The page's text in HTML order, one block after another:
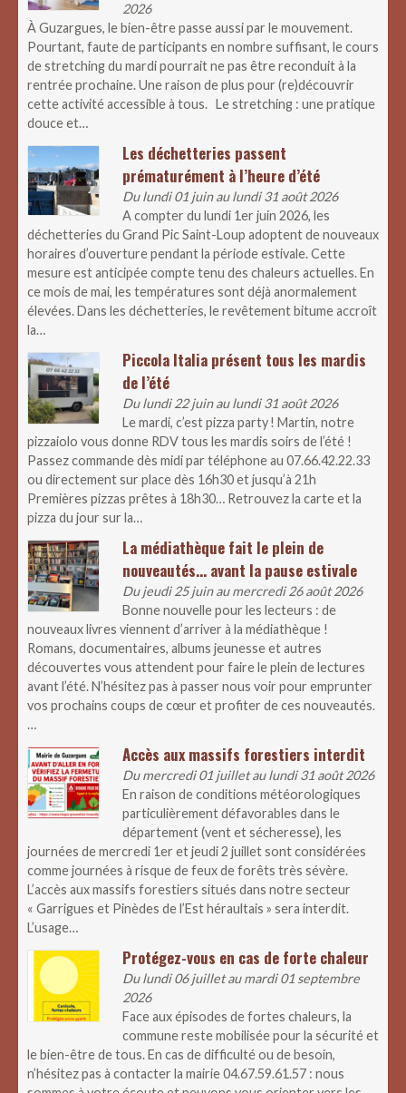
2026
À Guzargues, le bien-être passe aussi par le mouvement.
Pourtant, faute de participants en nombre suffisant, le cours
de stretching du mardi pourrait ne pas être reconduit à la
rentrée prochaine. Une raison de plus pour (re)découvrir
cette activité accessible à tous. Le stretching : une pratique
douce et…
Les déchetteries passent
prématurément à l’heure d’été
Du lundi 01 juin au lundi 31 août 2026
A compter du lundi 1er juin 2026, les
déchetteries du Grand Pic Saint-Loup adoptent de nouveaux
horaires d’ouverture pendant la période estivale. Cette
mesure est anticipée compte tenu des chaleurs actuelles. En
ce mois de mai, les températures sont déjà anormalement
élevées. Dans les déchetteries, le revêtement bitume accroît
la…
Piccola Italia présent tous les mardis
de l’été
Du lundi 22 juin au lundi 31 août 2026
Le mardi, c’est pizza party ! Martin, notre
pizzaiolo vous donne RDV tous les mardis soirs de l’été !
Passez commande dès midi par téléphone au 07.66.42.22.33
ou directement sur place dès 16h30 et jusqu’à 21h
Premières pizzas prêtes à 18h30… Retrouvez la carte et la
pizza du jour sur la…
La médiathèque fait le plein de
nouveautés… avant la pause estivale
Du jeudi 25 juin au mercredi 26 août 2026
Bonne nouvelle pour les lecteurs : de
nouveaux livres viennent d’arriver à la médiathèque !
Romans, documentaires, albums jeunesse et autres
découvertes vous attendent pour faire le plein de lectures
avant l’été. N’hésitez pas à passer nous voir pour emprunter
vos prochains coups de cœur et profiter de ces nouveautés.
…
Accès aux massifs forestiers interdit
Du mercredi 01 juillet au lundi 31 août 2026
En raison de conditions météorologiques
particulièrement défavorables dans le
département (vent et sécheresse), les
journées de mercredi 1er et jeudi 2 juillet sont considérées
comme journées à risque de feux de forêts très sévère.
L’accès aux massifs forestiers situés dans notre secteur
« Garrigues et Pinèdes de l’Est héraultais » sera interdit.
L’usage…
Protégez-vous en cas de forte chaleur
Du lundi 06 juillet au mardi 01 septembre
2026
Face aux épisodes de fortes chaleurs, la
commune reste mobilisée pour la sécurité et
le bien-être de tous. En cas de difficulté ou de besoin,
n’hésitez pas à contacter la mairie 04.67.59.61.57 : nous